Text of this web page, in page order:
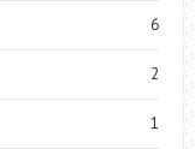
6
2
1